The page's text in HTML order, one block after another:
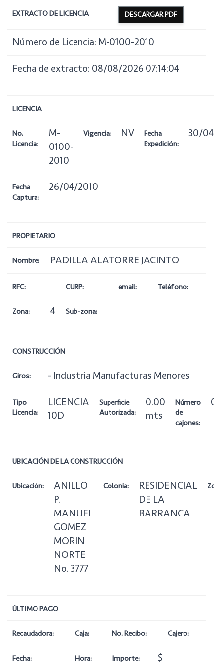
EXTRACTO DE LICENCIA DESCARGAR PDF
Número de Licencia: M-0100-2010
Fecha de extracto: 08/08/2026 07:14:04
LICENCIA
No.
Licencia:
M-
0100-
2010
Vigencia: NV
Fecha
Expedición:
30/04/
Fecha
Captura:
26/04/2010
PROPIETARIO
Nombre: PADILLA ALATORRE JACINTO
RFC: CURP: email: Teléfono:
Zona: 4 Sub-zona:
CONSTRUCCIÓN
Giros: - Industria Manufacturas Menores
Tipo
Licencia:
LICENCIA
10D
Superficie
Autorizada:
0.00
mts
Número
de
cajones:
0
UBICACIÓN DE LA CONSTRUCCIÓN
Ubicación:
ANILLO
P.
MANUEL
GOMEZ
MORIN
NORTE
No. 3777
Colonia:
RESIDENCIAL
DE LA
BARRANCA
ÚLTIMO PAGO
Recaudadora: Caja: No. Recibo: Cajero:
Fecha: Hora: Importe: $